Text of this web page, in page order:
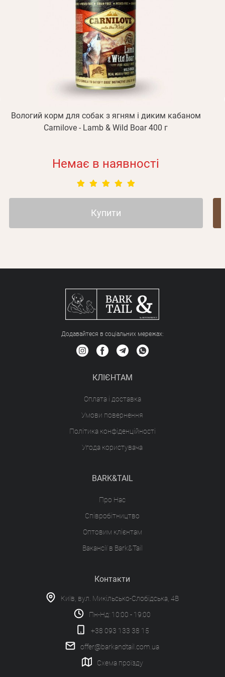
Вологий корм для собак з ягням і диким кабаном
Carnilove - Lamb & Wild Boar 400 г
Немає в наявності
Купити
Додавайтеся в соціальних мережах:
КЛІЄНТАМ
Оплата і доставка
Умови повернення
Політика конфіденційності
Угода користувача
BARK&TAIL
Про Нас
Співробітництво
Оптовим клієнтам
Вакансії в Bark&Tail
Контакти
Київ, вул. Микільсько-Слобідська, 4В
Пн-Нд: 10:00 - 19:00
+38 093 133 38 15
offer@barkandtail.com.ua
Схема проїзду
Відправити
Реєстрація
або з допомогою
Отримувати повідомлення про новинки, знижки, акції
Зареєструватися
Відправити
Згадали пароль?
Не прийшов лист?Повторити відправку
обліковий запис не підтверджена